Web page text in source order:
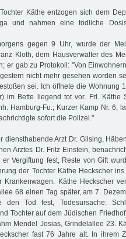
Käthe entzogen sich dem
und nahmen eine tödliche
gegen 9 Uhr, wurde der
Kloth, dem Hausverwalter des
er gab zu Protokoll: "Von
nicht mehr gesehen worden
sei. Ich öffnete die Wohnung
im Bette liegend tot vor. Frl. Käthe
Hamburg-Fu., Kurzer Kamp Nr. 6,
sofort die Polizei."
diensthabende Arzt Dr. Gilsing,
Arztes Dr. Fritz Einstein,
Vergiftung fest, Reste von Gift
der Tochter Käthe Heckscher
Käthe Heckscher
68 einen Tag später, am 7.
den Tod fest, Todesursache:
Tochter auf dem Jüdischen
Mendel Josias, Grindelallee 23.
fast 76 Jahre alt. In ihrem